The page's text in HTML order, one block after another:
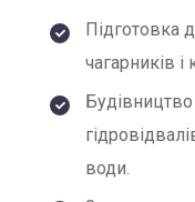
Підготовка
чагарників і
Будівництво
води.